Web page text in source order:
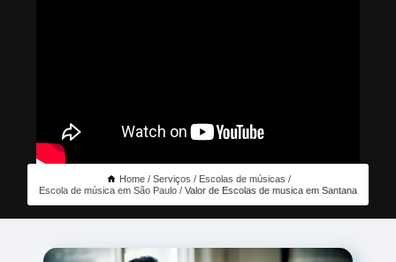
Home Serviços
Escolas de músicas
Escola de música em São Paulo
Valor de Escolas de musica em Santana